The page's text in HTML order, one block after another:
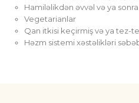
Hamiləlikdən əvvəl və ya
Vegetarianlar
Qan itkisi keçirmiş və ya tez-
Həzm sistemi xəstəlikləri